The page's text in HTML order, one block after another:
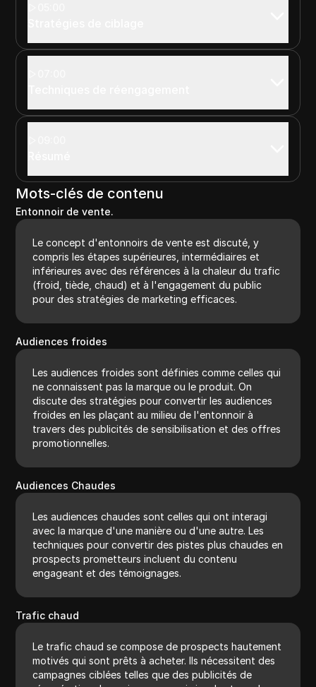
Mots-clés de contenu
Entonnoir de vente.
Le concept d'entonnoirs de vente est discuté, y
compris les étapes supérieures, intermédiaires et
inférieures avec des références à la chaleur du trafic
(froid, tiède, chaud) et à l'engagement du public
pour des stratégies de marketing efficaces.
Audiences froides
Les audiences froides sont définies comme celles qui
ne connaissent pas la marque ou le produit. On
discute des stratégies pour convertir les audiences
froides en les plaçant au milieu de l'entonnoir à
travers des publicités de sensibilisation et des offres
promotionnelles.
Audiences Chaudes
Les audiences chaudes sont celles qui ont interagi
avec la marque d'une manière ou d'une autre. Les
techniques pour convertir des pistes plus chaudes en
prospects prometteurs incluent du contenu
engageant et des témoignages.
Trafic chaud
Le trafic chaud se compose de prospects hautement
motivés qui sont prêts à acheter. Ils nécessitent des
campagnes ciblées telles que des publicités de